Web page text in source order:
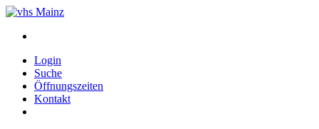
Login
Suche
Öffnungszeiten
Kontakt